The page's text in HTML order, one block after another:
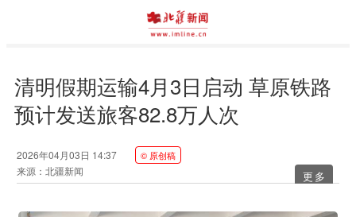
清明假期运输4月3日启动 草原铁路
预计发送旅客82.8万人次
2026年04月03日 14:37
来源：北疆新闻
© 原创稿
更多